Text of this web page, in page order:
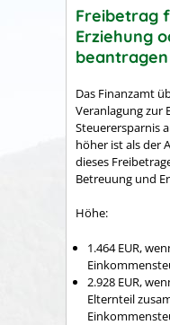
Freibetrag
Erziehung
beantragen
Das Finanzamt
Veranlagung zur
Steuerersparnis
höher ist als der
dieses
Betreuung und
Höhe:
1.464 EUR,
2.928 EUR,
Elternteil